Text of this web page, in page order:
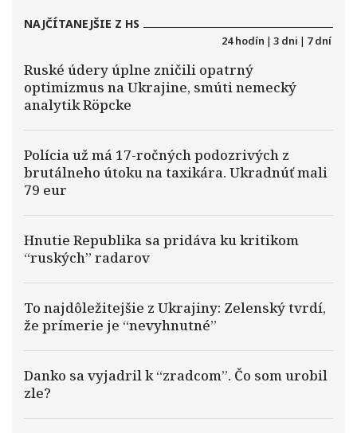
NAJČÍTANEJŠIE Z HS
24 hodín | 3 dni | 7 dní
Ruské údery úplne zničili opatrný
optimizmus na Ukrajine, smúti nemecký
analytik Röpcke
Polícia už má 17-ročných podozrivých z
brutálneho útoku na taxikára. Ukradnúť mali
79 eur
Hnutie Republika sa pridáva ku kritikom
“ruských” radarov
To najdôležitejšie z Ukrajiny: Zelenský tvrdí,
že prímerie je “nevyhnutné”
Danko sa vyjadril k “zradcom”. Čo som urobil
zle?